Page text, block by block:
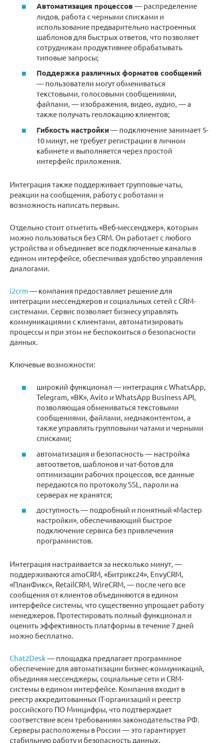
Автоматизация процессов — распределение
лидов, работа с черными списками и
использование предварительно настроенных
шаблонов для быстрых ответов, что позволяет
сотрудникам продуктивнее обрабатывать
типовые запросы;
Поддержка различных форматов сообщений
— пользователи могут обмениваться
текстовыми, голосовыми сообщениями,
файлами, — изображения, видео, аудио, — а
также получать геолокацию клиентов;
Гибкость настройки— подключение занимает 5-
10 минут, не требует регистрации в личном
кабинете и выполняется через простой
интерфейс приложения.
Интеграция также поддерживает групповые чаты,
реакции на сообщения, работу с роботами и
возможность написать первым.
Отдельно стоит отметить «Веб-мессенджер», которым
можно пользоваться без CRM. Он работает с любого
устройства и объединяет все подключенные каналы в
едином интерфейсе, обеспечивая удобство управления
диалогами.
i2crm — компания предоставляет решение для
интеграции мессенджеров и социальных сетей с CRM-
системами. Сервис позволяет бизнесу управлять
коммуникациями с клиентами, автоматизировать
процессы и при этом не беспокоиться о безопасности
данных.
Ключевые возможности:
широкий функционал — интеграция с WhatsApp,
Telegram, «ВК», Avito и WhatsApp Business API,
позволяющая обмениваться текстовыми
сообщениями, файлами, медиаконтентом, а
также управлять групповыми чатами и черными
списками;
автоматизация и безопасность — настройка
автоответов, шаблонов и чат-ботов для
оптимизации рабочих процессов, все данные
передаются по протоколу SSL, пароли на
серверах не хранятся;
доступность — подробный и понятный «Мастер
настройки», обеспечивающий быстрое
подключение сервиса без привлечения
программистов.
Интеграция настраивается за несколько минут, —
поддерживаются amoCRM, «Битрикс24», EnvyCRM,
«ПланФикс», RetailCRM, WireCRM, — после чего все
сообщения от клиентов объединяются в едином
интерфейсе системы, что существенно упрощает работу
менеджеров. Протестировать полный функционал и
оценить эффективность платформы в течение 7 дней
можно бесплатно.
Chat2Desk — площадка предлагает программное
обеспечение для автоматизации бизнес-коммуникаций,
объединяя мессенджеры, социальные сети и CRM-
системы в едином интерфейсе. Компания входит в
реестр аккредитованных IT-организаций и реестр
российского ПО Минцифры, что подтверждает
соответствие всем требованиям законодательства РФ.
Серверы расположены в России — это гарантирует
стабильную работу и безопасность данных.